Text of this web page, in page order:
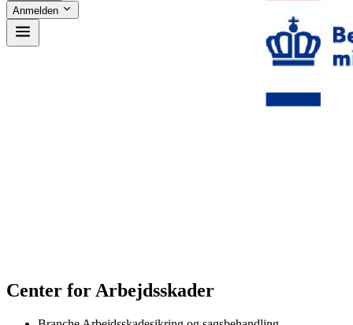
Anmelden
Center for Arbejdsskader